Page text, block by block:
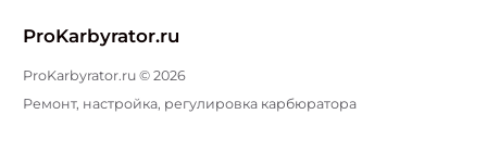
ProKarbyrator.ru
ProKarbyrator.ru © 2026
Ремонт, настройка, регулировка карбюратора